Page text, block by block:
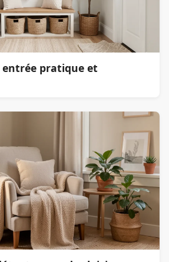
pratique et